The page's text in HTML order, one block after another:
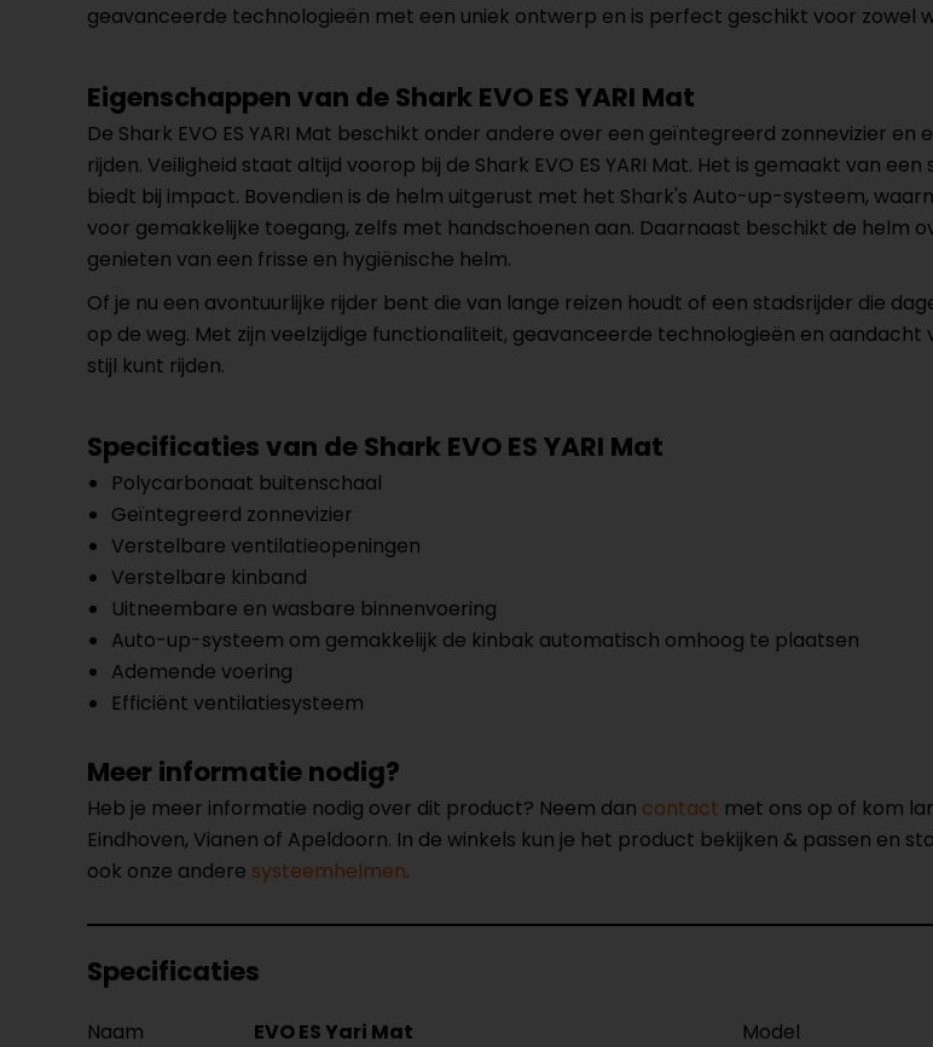
geavanceerde technologieën met een uniek ontwerp en is perfect geschikt voor zowel
Eigenschappen van de Shark EVO ES YARI Mat
De Shark EVO ES YARI Mat beschikt onder andere over een geïntegreerd zonnevizier
rijden. Veiligheid staat altijd voorop bij de Shark EVO ES YARI Mat. Het is gemaakt van
biedt bij impact. Bovendien is de helm uitgerust met het Shark's Auto-up-systeem,
voor gemakkelijke toegang, zelfs met handschoenen aan. Daarnaast beschikt de helm
genieten van een frisse en hygiënische helm.
Of je nu een avontuurlijke rijder bent die van lange reizen houdt of een stadsrijder die
op de weg. Met zijn veelzijdige functionaliteit, geavanceerde technologieën en
stijl kunt rijden.
Specificaties van de Shark EVO ES YARI Mat
Polycarbonaat buitenschaal
Geïntegreerd zonnevizier
Verstelbare ventilatieopeningen
Verstelbare kinband
Uitneembare en wasbare binnenvoering
Auto-up-systeem om gemakkelijk de kinbak automatisch omhoog te plaatsen
Ademende voering
Efficiënt ventilatiesysteem
Meer informatie nodig?
Heb je meer informatie nodig over dit product? Neem dan contact met ons op of kom
Eindhoven, Vianen of Apeldoorn. In de winkels kun je het product bekijken & passen en
ook onze andere systeemhelmen.
Specificaties
Naam EVO ES Yari Mat Model